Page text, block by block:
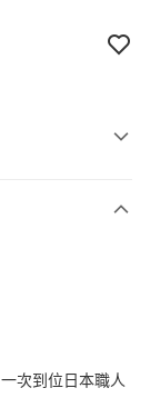
次到位日本職人